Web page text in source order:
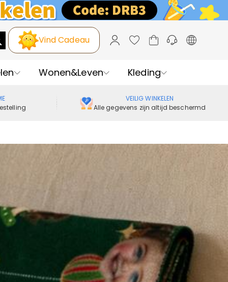
Vind Cadeau
Wonen&Leven Kleding
VEILIG WINKELEN
Alle gegevens zijn altijd beschermd